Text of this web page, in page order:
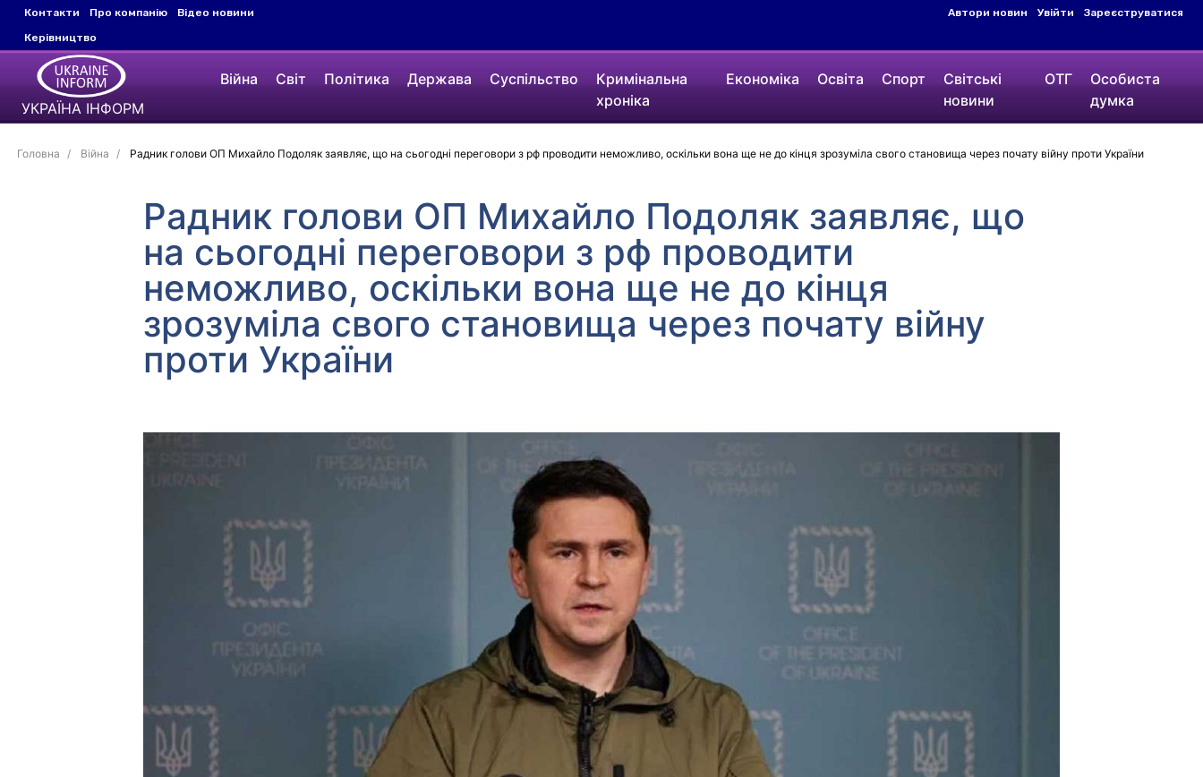
Контакти Про компанію
Відео новини
Керівництво
Автори новин Увійти Зареєструватися
УКРАЇНА ІНФОРМ
Війна Світ Політика Держава Суспільство
Кримінальна
хроніка
Економіка Освіта Спорт
Світські
новини
ОТГ
Особиста
думка
Головна Війна Радник голови ОП Михайло Подоляк заявляє, що на сьогодні переговори з рф проводити неможливо, оскільки вона ще не до кінця зрозуміла свого становища через почату війну проти України
Радник голови ОП Михайло Подоляк заявляє, що
на сьогодні переговори з рф проводити
неможливо, оскільки вона ще не до кінця
зрозуміла свого становища через почату війну
проти України